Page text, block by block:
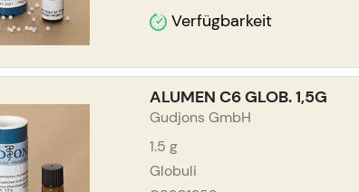
Verfügbarkeit
ALUMEN C6 GLOB. 1,5G
Gudjons GmbH
1.5 g
Globuli